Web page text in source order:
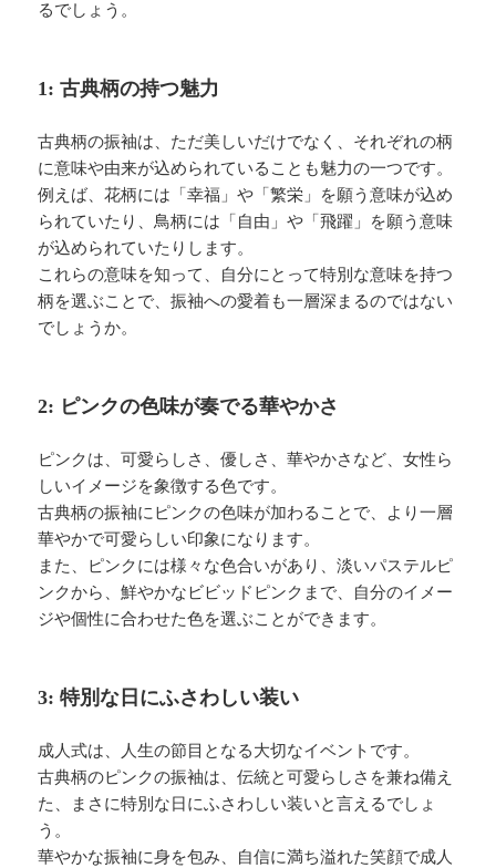
るでしょう。
1: 古典柄の持つ魅力
古典柄の振袖は、ただ美しいだけでなく、それぞれの柄
に意味や由来が込められていることも魅力の一つです。
例えば、花柄には「幸福」や「繁栄」を願う意味が込め
られていたり、鳥柄には「自由」や「飛躍」を願う意味
が込められていたりします。
これらの意味を知って、自分にとって特別な意味を持つ
柄を選ぶことで、振袖への愛着も一層深まるのではない
でしょうか。
2: ピンクの色味が奏でる華やかさ
ピンクは、可愛らしさ、優しさ、華やかさなど、女性ら
しいイメージを象徴する色です。
古典柄の振袖にピンクの色味が加わることで、より一層
華やかで可愛らしい印象になります。
また、ピンクには様々な色合いがあり、淡いパステルピ
ンクから、鮮やかなビビッドピンクまで、自分のイメー
ジや個性に合わせた色を選ぶことができます。
3: 特別な日にふさわしい装い
成人式は、人生の節目となる大切なイベントです。
古典柄のピンクの振袖は、伝統と可愛らしさを兼ね備え
た、まさに特別な日にふさわしい装いと言えるでしょ
う。
華やかな振袖に身を包み、自信に満ち溢れた笑顔で成人